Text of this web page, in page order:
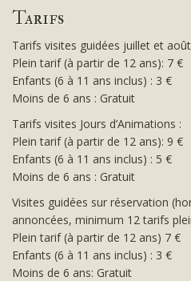
Tarifs
Tarifs visites guidées juillet et
Plein tarif (à partir de 12 ans): 7 €
Enfants (6 à 11 ans inclus) : 3 €
Moins de 6 ans : Gratuit
Tarifs visites Jours d’Animations :
Plein tarif (à partir de 12 ans): 9 €
Enfants (6 à 11 ans inclus) : 5 €
Moins de 6 ans : Gratuit
Visites guidées sur réservation
annoncées, minimum 12 tarifs
Plein tarif (à partir de 12 ans) 7 €
Enfants (6 à 11 ans inclus) : 3 €
Moins de 6 ans: Gratuit